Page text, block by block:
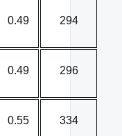
0.49 294
0.49 296
0.55 334